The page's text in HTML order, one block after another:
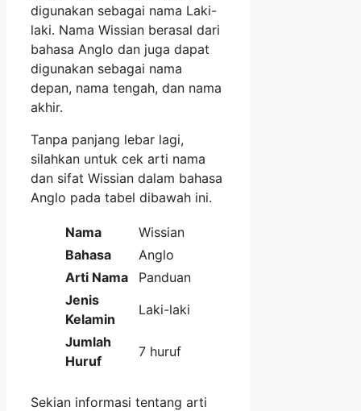
digunakan sebagai nama Laki-
laki. Nama Wissian berasal dari
bahasa Anglo dan juga dapat
digunakan sebagai nama
depan, nama tengah, dan nama
akhir.
Tanpa panjang lebar lagi,
silahkan untuk cek arti nama
dan sifat Wissian dalam bahasa
Anglo pada tabel dibawah ini.
Nama
Wissian
Bahasa
Anglo
Arti Nama
Panduan
Jenis
Kelamin
Laki-laki
Jumlah
Huruf
7 huruf
Sekian informasi tentang arti